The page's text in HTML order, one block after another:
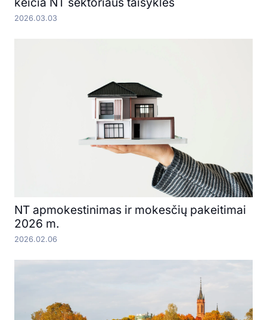
2026.03.03
NT apmokestinimas ir mokesčių pakeitimai
2026 m.
2026.02.06